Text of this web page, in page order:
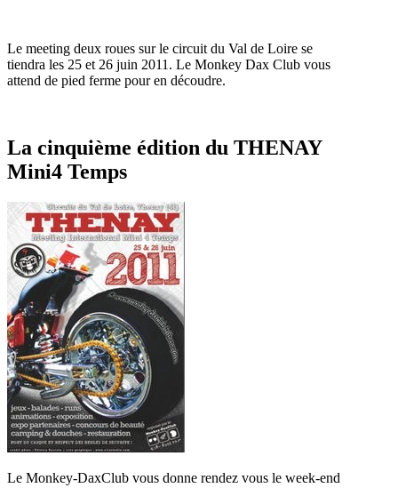
Le meeting deux roues sur le circuit du Val de Loire se
tiendra les 25 et 26 juin 2011. Le Monkey Dax Club vous
attend de pied ferme pour en découdre.
La cinquième édition du THENAY
Mini4 Temps
Le Monkey-DaxClub vous donne rendez vous le week-end